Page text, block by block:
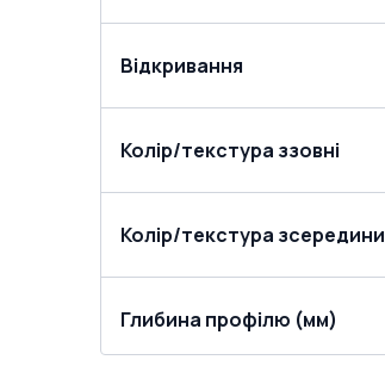
Відкривання
Колір/текстура ззовні
Колір/текстура зсередини
Глибина профілю (мм)